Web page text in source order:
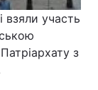
взяли участь
з